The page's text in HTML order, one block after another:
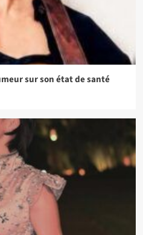
sur son état de santé